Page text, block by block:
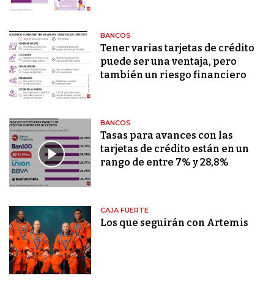
BANCOS
Tener varias tarjetas de crédito
puede ser una ventaja, pero
también un riesgo financiero
BANCOS
Tasas para avances con las
tarjetas de crédito están en un
rango de entre 7% y 28,8%
CAJA FUERTE
Los que seguirán con Artemis